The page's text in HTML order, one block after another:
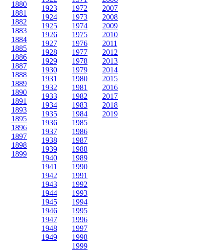
1880
1881
1882
1883
1884
1885
1886
1887
1888
1889
1890
1891
1893
1895
1896
1897
1898
1899
1923
1924
1925
1926
1927
1928
1929
1930
1931
1932
1933
1934
1935
1936
1937
1938
1939
1940
1941
1942
1943
1944
1945
1946
1947
1948
1949
1972
1973
1974
1975
1976
1977
1978
1979
1980
1981
1982
1983
1984
1985
1986
1987
1988
1989
1990
1991
1992
1993
1994
1995
1996
1997
1998
1999
2007
2008
2009
2010
2011
2012
2013
2014
2015
2016
2017
2018
2019